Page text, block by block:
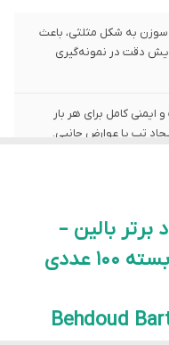
به شکل مثلثی، باعث
دقت در نمونه‌گیری
کامل برای هر بار
تب یا عوارض جانبی.
و حرفه‌ای در مراکز
گیج 30 بهبود برتر بالین –
مخصوص تست قند خون | بسته 100 عددی
Behdoud